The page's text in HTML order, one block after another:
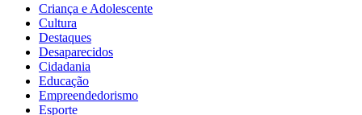
Criança e Adolescente
Cultura
Destaques
Desaparecidos
Cidadania
Educação
Empreendedorismo
Esporte